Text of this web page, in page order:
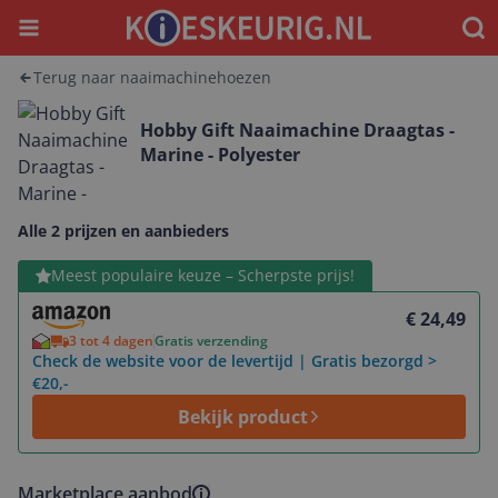
Menu
Terug naar naaimachinehoezen
Hobby Gift Naaimachine Draagtas -
Marine - Polyester
Alle 2 prijzen en aanbieders
Meest populaire keuze – Scherpste prijs!
€ 24,49
3 tot 4 dagenGratis verzending
Check de website voor de levertijd | Gratis bezorgd >
€20,-
Bekijk product
Bekijk product